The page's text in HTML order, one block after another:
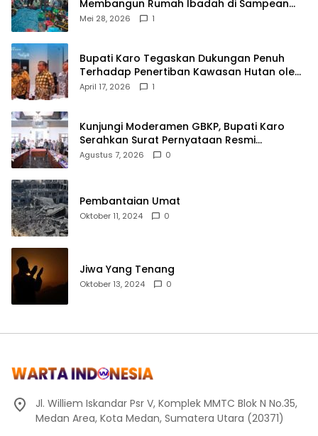
Membangun Rumah Ibadah di Sampean
Barat
Mei 28, 2026 1
Bupati Karo Tegaskan Dukungan Penuh
Terhadap Penertiban Kawasan Hutan oleh
Pemerintah Pusat
April 17, 2026 1
Kunjungi Moderamen GBKP, Bupati Karo
Serahkan Surat Pernyataan Resmi
Penyerahan Aset RSUD Kabanjahe
Agustus 7, 2026 0
Pembantaian Umat
Oktober 11, 2024 0
Jiwa Yang Tenang
Oktober 13, 2024 0
Jl. Williem Iskandar Psr V, Komplek MMTC Blok N No.35,
Medan Area, Kota Medan, Sumatera Utara (20371)